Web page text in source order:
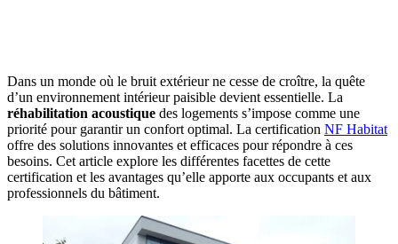
Dans un monde où le bruit extérieur ne cesse de croître, la quête
d’un environnement intérieur paisible devient essentielle. La
réhabilitation acoustique des logements s’impose comme une
priorité pour garantir un confort optimal. La certification NF Habitat
offre des solutions innovantes et efficaces pour répondre à ces
besoins. Cet article explore les différentes facettes de cette
certification et les avantages qu’elle apporte aux occupants et aux
professionnels du bâtiment.